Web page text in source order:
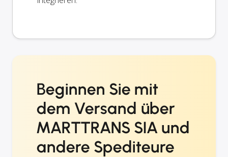
Beginnen Sie mit
dem Versand über
MARTTRANS SIA und
andere Spediteure